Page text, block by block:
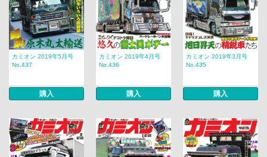
カミオン 2019年5月号
No.437
購入
カミオン 2019年4月号
No.436
購入
カミオン 2019年3月号
No.435
購入